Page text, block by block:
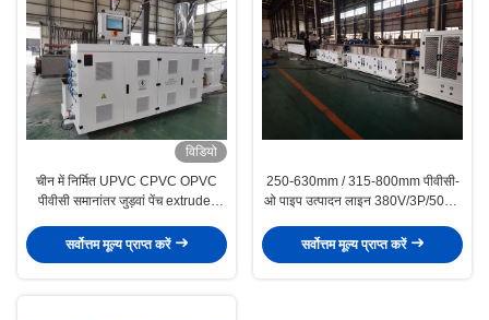
विडियो
चीन में निर्मित UPVC CPVC OPVC
पीवीसी समानांतर जुड़वां पेंच extruder
कम शक्ति के साथ
सर्वोत्तम मूल्य प्राप्त करें
250-630mm / 315-800mm पीवीसी-
ओ पाइप उत्पादन लाइन 380V/3P/50Hz
सर्वोत्तम मूल्य प्राप्त करें